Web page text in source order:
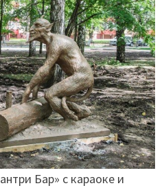
Бар» с караоке и